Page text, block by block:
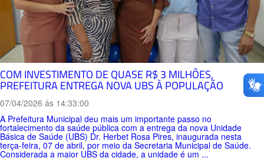
COM INVESTIMENTO DE QUASE R$ 3 MILHÕES,
PREFEITURA ENTREGA NOVA UBS À POPULAÇÃO
07/04/2026 ás 14:33:00
A Prefeitura Municipal deu mais um importante passo no
fortalecimento da saúde pública com a entrega da nova Unidade
Básica de Saúde (UBS) Dr. Herbet Rosa Pires, inaugurada nesta
terça-feira, 07 de abril, por meio da Secretaria Municipal de Saúde.
Considerada a maior UBS da cidade, a unidade é um ...